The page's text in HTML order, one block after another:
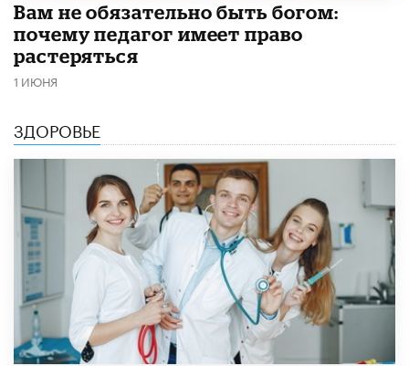
​Вам не обязательно быть богом:
почему педагог имеет право
растеряться
1 ИЮНЯ
ЗДОРОВЬЕ